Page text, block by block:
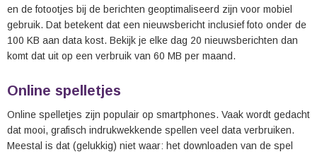
en de fotootjes bij de berichten geoptimaliseerd zijn voor mobiel
gebruik. Dat betekent dat een nieuwsbericht inclusief foto onder de
100 KB aan data kost. Bekijk je elke dag 20 nieuwsberichten dan
komt dat uit op een verbruik van 60 MB per maand.
Online spelletjes
Online spelletjes zijn populair op smartphones. Vaak wordt gedacht
dat mooi, grafisch indrukwekkende spellen veel data verbruiken.
Meestal is dat (gelukkig) niet waar: het downloaden van de spel